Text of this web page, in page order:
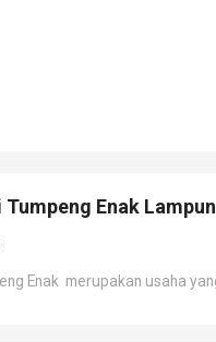
Enak
Enak merupakan usaha